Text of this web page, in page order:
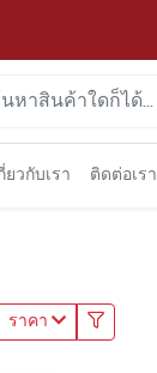
ยวกับเรา ติดต่อเรา
ราคา